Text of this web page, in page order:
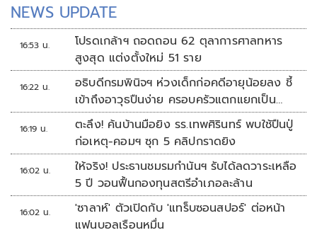
NEWS UPDATE
16:53 น.
โปรดเกล้าฯ ถอดถอน 62 ตุลาการศาลทหาร
สูงสุด แต่งตั้งใหม่ 51 ราย
16:22 น.
อธิบดีกรมพินิจฯ ห่วงเด็กก่อคดีอายุน้อยลง ชี้
เข้าถึงอาวุธปืนง่าย ครอบครัวแตกแยกเป็น
ชนวนสำคัญ
16:19 น.
ตะลึง! ค้นบ้านมือยิง รร.เทพศิรินทร์ พบใช้ปืนปู่
ก่อเหตุ-คอมฯ ซุก 5 คลิปกราดยิง
16:02 น.
ให้จริง! ประธานชมรมกำนันฯ รับได้ลดวาระเหลือ
5 ปี วอนฟื้นกองทุนสตรีอำเภอละล้าน
16:02 น.
'ซาลาห์' ตัวเปิดกับ 'แทร็บซอนสปอร์' ต่อหน้า
แฟนบอลเรือนหมื่น